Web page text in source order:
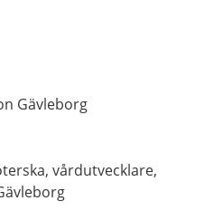
Gävleborg
vårdutvecklare,